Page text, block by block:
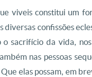
viveis constitui um
diversas confissões
sacrifício da vida,
nas pessoas
elas possam, em